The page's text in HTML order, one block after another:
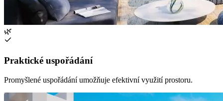
🌿
Praktické uspořádání
Promyšlené uspořádání umožňuje efektivní využití prostoru.